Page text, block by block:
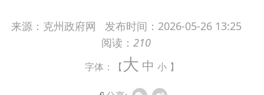
来源：克州政府网 发布时间： 2026-05-26 13:25
阅读： 210
字体：【大 中 小 】
近日，中国农业银行上阿图什镇支行正式挂牌
克州首个“国债下乡优质服务点”，标志着克州国债
服务向乡村基层延伸迈出关键一步，将有效打通国